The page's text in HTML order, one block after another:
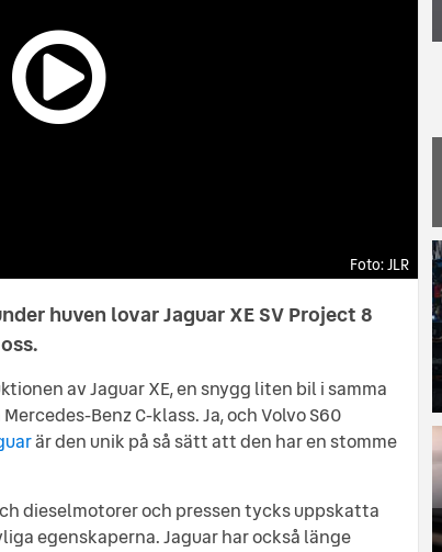
JLR
huven lovar Jaguar XE SV Project 8
av Jaguar XE, en snygg liten bil i samma
Benz C-klass. Ja, och Volvo S60
är den unik på så sätt att den har en stomme
dieselmotorer och pressen tycks uppskatta
egenskaperna. Jaguar har också länge